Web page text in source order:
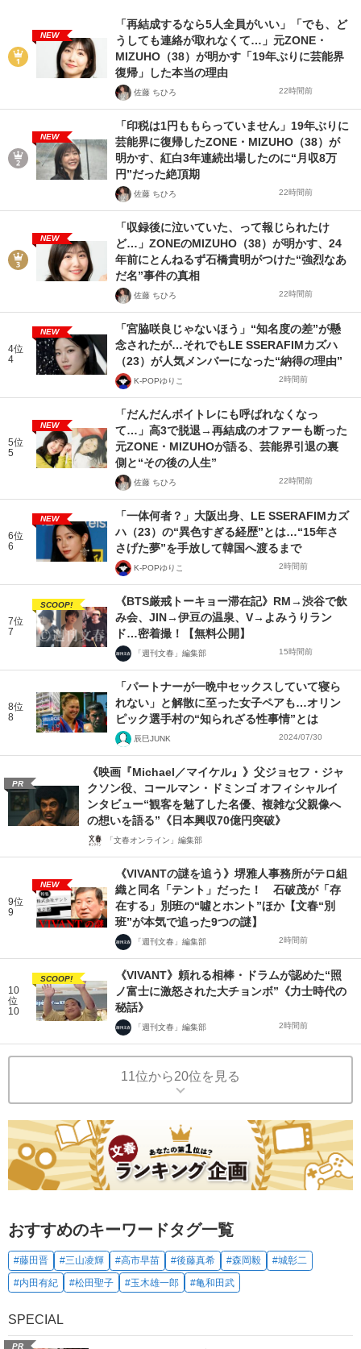
NEW
「再結成するなら5人全員がいい」「でも、ど
うしても連絡が取れなくて…」元ZONE・
MIZUHO（38）が明かす「19年ぶりに芸能界
復帰」した本当の理由
佐藤 ちひろ 22時間前
NEW
「印税は1円ももらっていません」19年ぶりに
芸能界に復帰したZONE・MIZUHO（38）が
明かす、紅白3年連続出場したのに“月収8万
円”だった絶頂期
佐藤 ちひろ 22時間前
NEW
「収録後に泣いていた、って報じられたけ
ど…」ZONEのMIZUHO（38）が明かす、24
年前にとんねるず石橋貴明がつけた“強烈なあ
だ名”事件の真相
佐藤 ちひろ 22時間前
4位
4
NEW
「宮脇咲良じゃないほう」“知名度の差”が懸
念されたが…それでもLE SSERAFIMカズハ
（23）が人気メンバーになった“納得の理由”
K-POPゆりこ 2時間前
5位
5
NEW
「だんだんボイトレにも呼ばれなくなっ
て…」高3で脱退→再結成のオファーも断った
元ZONE・MIZUHOが語る、芸能界引退の裏
側と“その後の人生”
佐藤 ちひろ 22時間前
6位
6
NEW
「一体何者？」大阪出身、LE SSERAFIMカズ
ハ（23）の“異色すぎる経歴”とは…“15年さ
さげた夢”を手放して韓国へ渡るまで
K-POPゆりこ 2時間前
7位
7
SCOOP!
《BTS厳戒トーキョー滞在記》RM→渋谷で飲
み会、JIN→伊豆の温泉、V→よみうりラン
ド…密着撮！【無料公開】
「週刊文春」編集部 15時間前
8位
8
「パートナーが一晩中セックスしていて寝ら
れない」と解散に至った女子ペアも…オリン
ピック選手村の“知られざる性事情”とは
辰巳JUNK 2024/07/30
PR
《映画『Michael／マイケル』》父ジョセフ・ジャ
クソン役、コールマン・ドミンゴ オフィシャルイ
ンタビュー“観客を魅了した名優、複雑な父親像へ
の想いを語る”《日本興収70億円突破》
「文春オンライン」編集部
9位
9
NEW
《VIVANTの謎を追う》堺雅人事務所がテロ組
織と同名「テント」だった！ 石破茂が「存
在する」別班の“噓とホント”ほか【文春“別
班”が本気で追った9つの謎】
「週刊文春」編集部 2時間前
10
位
10
SCOOP!
《VIVANT》頼れる相棒・ドラムが認めた“照
ノ富士に激怒された大チョンボ”《力士時代の
秘話》
「週刊文春」編集部 2時間前
11位から20位を見る
おすすめのキーワードタグ一覧
#藤田晋 #三山凌輝 #高市早苗 #後藤真希 #森岡毅
#城彰二
#内田有紀
#松田聖子 #玉木雄一郎 #亀和田武
SPECIAL
PR